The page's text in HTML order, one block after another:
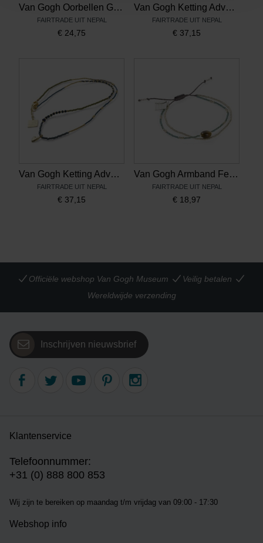
Van Gogh Oorbellen Generous Almond Blossom, door A Beautiful Story
FAIRTRADE UIT NEPAL
€ 24,75
Van Gogh Ketting Adventurous Sunflowers, door A Beautiful Story
FAIRTRADE UIT NEPAL
€ 37,15
Van Gogh Ketting Adventurous Irises, door A Beautiful Story
FAIRTRADE UIT NEPAL
€ 37,15
Van Gogh Armband Feeling Almond Blossom, door A Beautiful Story
FAIRTRADE UIT NEPAL
€ 18,97
Officiële webshop Van Gogh Museum
Veilig betalen
Wereldwijde verzending
Inschrijven nieuwsbrief
Klantenservice
Telefoonnummer:
+31 (0) 888 800 853
Wij zijn te bereiken op maandag t/m vrijdag van 09:00 - 17:30
Webshop info